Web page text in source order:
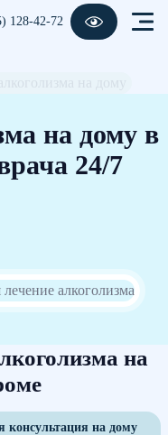
128-42-72
на дому в
24/7
на
консультация на дому